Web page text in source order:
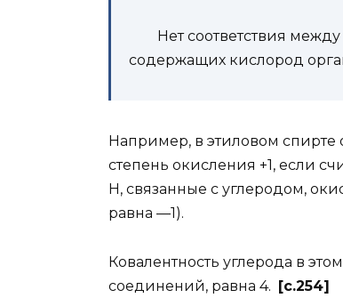
Нет соответствия между
содержащих кислород
Например, в этиловом
степень окисления +1, если
Н, связанные с углеродом,
равна —1).
Ковалентность углерода в
соединений, равна 4. [c.254]